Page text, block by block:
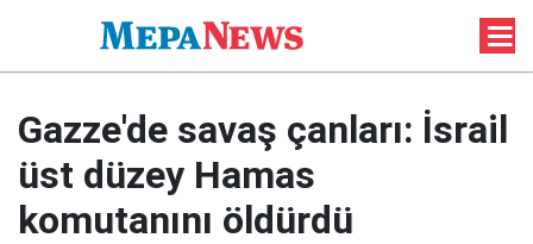
Gazze'de savaş çanları: İsrail
üst düzey Hamas
komutanını öldürdü